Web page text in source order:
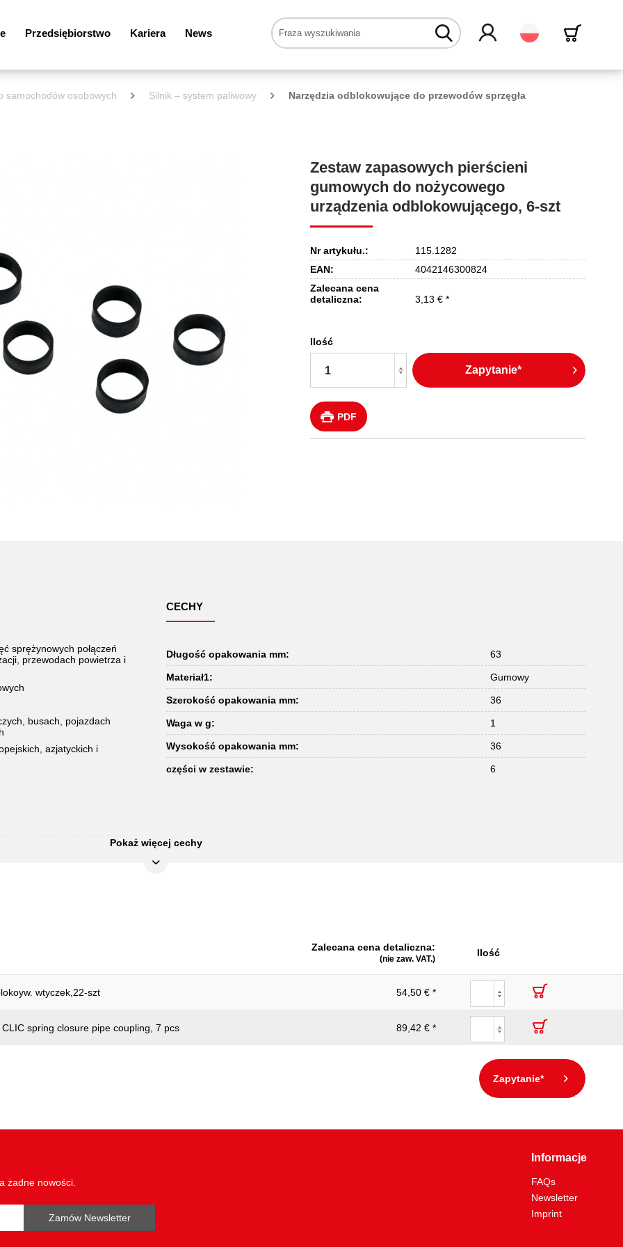
Przedsiębiorstwo Kariera News Polski
samochodów osobowych Silnik – system paliwowy Narzędzia odblokowujące do przewodów sprzęgła
Zestaw zapasowych pierścieni
gumowych do nożycowego
urządzenia odblokowującego, 6-szt
Nr artykułu.:
115.1282
EAN:
4042146300824
Zalecana cena
detaliczna:
3,13 € *
Ilość
Zapytanie*
PDF
sprężynowych połączeń
przewodach powietrza i
busach, pojazdach
azjatyckich i
CECHY
Długość opakowania mm: 63
Materiał1: Gumowy
Szerokość opakowania mm: 36
Waga w g: 1
Wysokość opakowania mm: 36
części w zestawie: 6
Pokaż więcej cechy
Zalecana cena detaliczna:
(nie zaw. VAT.)
Ilość
wtyczek,22-szt 54,50 € *
spring closure pipe coupling, 7 pcs 89,42 € *
Zapytanie*
żadne nowości.
Zamów Newsletter
Informacje
FAQs
Newsletter
Imprint